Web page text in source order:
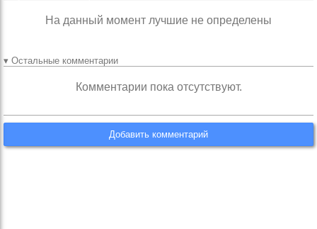
На данный момент лучшие не определены
▾ Остальные комментарии
Комментарии пока отсутствуют.
Добавить комментарий